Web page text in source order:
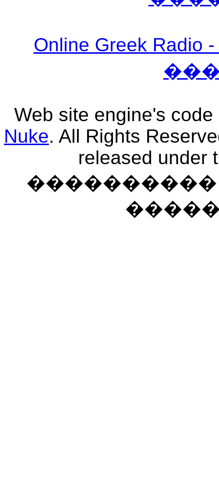
Online Greek
Web site engine's
Nuke. All Rights
released under
����������